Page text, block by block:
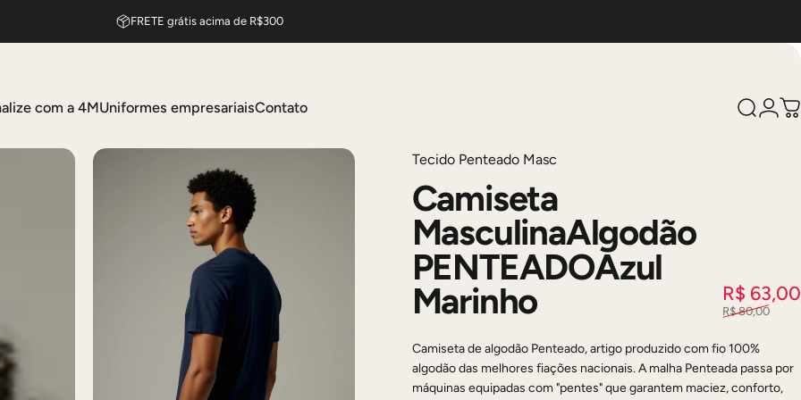
FRETE grátis acima de R$300
com a 4MUniformes empresariaisContato
Tecido Penteado Masc
Camiseta
MasculinaAlgodão
PENTEADOAzul
Marinho R$ 63,00
R$ 80,00
Camiseta de algodão Penteado, artigo produzido com fio 100%
algodão das melhores fiações nacionais. A malha Penteada passa por
máquinas equipadas com "pentes" que garantem maciez, conforto,